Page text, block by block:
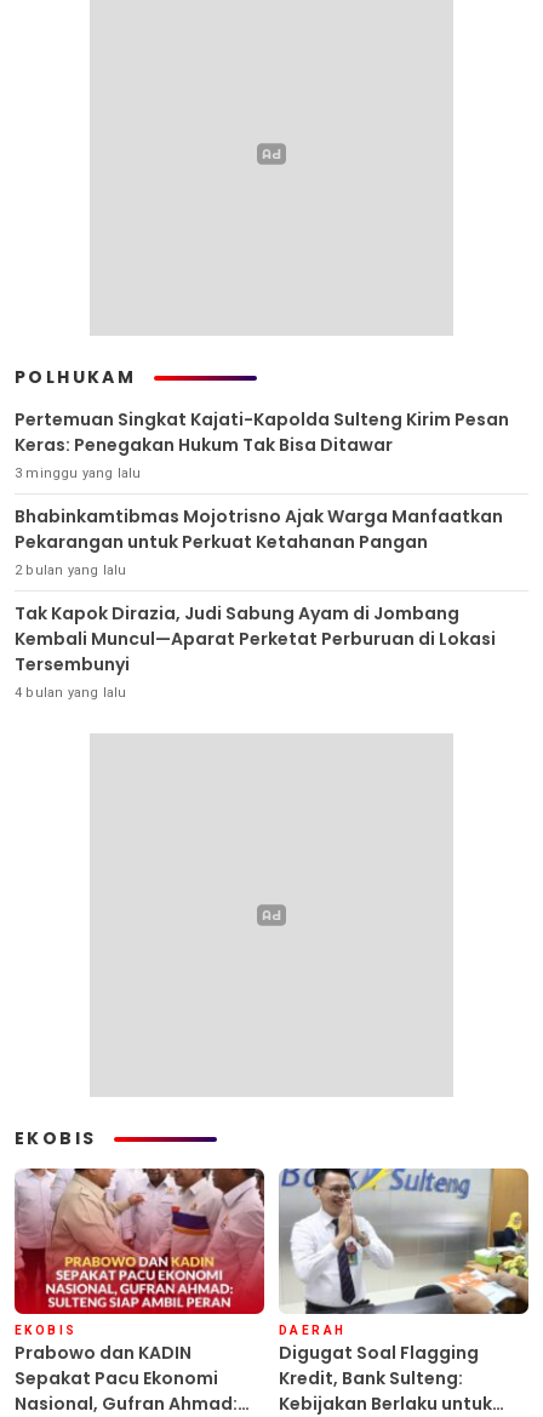
POLHUKAM
Pertemuan Singkat Kajati-Kapolda Sulteng Kirim Pesan
Keras: Penegakan Hukum Tak Bisa Ditawar
3 minggu yang lalu
Bhabinkamtibmas Mojotrisno Ajak Warga Manfaatkan
Pekarangan untuk Perkuat Ketahanan Pangan
2 bulan yang lalu
Tak Kapok Dirazia, Judi Sabung Ayam di Jombang
Kembali Muncul—Aparat Perketat Perburuan di Lokasi
Tersembunyi
4 bulan yang lalu
EKOBIS
EKOBIS
Prabowo dan KADIN
Sepakat Pacu Ekonomi
Nasional, Gufran Ahmad:
DAERAH
Digugat Soal Flagging
Kredit, Bank Sulteng:
Kebijakan Berlaku untuk